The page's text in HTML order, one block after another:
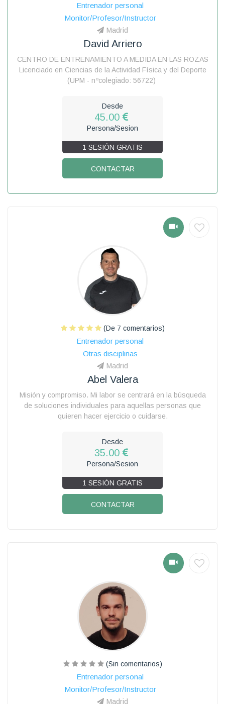
Entrenador personal
Monitor/Profesor/Instructor
Madrid
David Arriero
CENTRO DE ENTRENAMIENTO A MEDIDA EN LAS ROZAS
Licenciado en Ciencias de la Actividad Física y del Deporte
(UPM - nºcolegiado: 56722)
Desde
45.00
Persona/Sesion
1 SESIÓN GRATIS
CONTACTAR
(De 7 comentarios)
Entrenador personal
Otras disciplinas
Madrid
Abel Valera
Misión y compromiso. Mi labor se centrará en la búsqueda
de soluciones individuales para aquellas personas que
quieren hacer ejercicio o cuidarse.
Desde
35.00
Persona/Sesion
1 SESIÓN GRATIS
CONTACTAR
(Sin comentarios)
Entrenador personal
Monitor/Profesor/Instructor
Madrid